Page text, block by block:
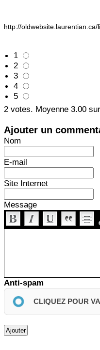
http://
1
2
3
4
5
2 votes. Moyenne 3.00
Ajouter un
Nom
E-mail
Site Internet
Message
Anti-spam
CLIQUEZ POUR